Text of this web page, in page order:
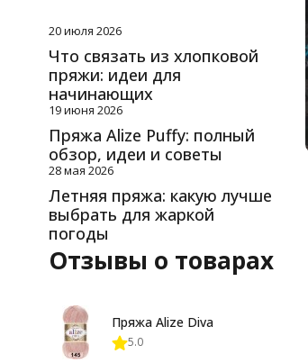
20 июля 2026
Что связать из хлопковой
пряжи: идеи для
начинающих
19 июня 2026
Пряжа Alize Puffy: полный
обзор, идеи и советы
28 мая 2026
Летняя пряжа: какую лучше
выбрать для жаркой
погоды
Отзывы о товарах
Пряжа Alize Diva
5.0